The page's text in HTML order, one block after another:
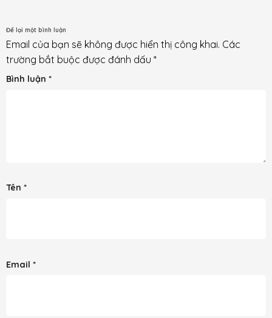
Để lại một bình luận
Email của bạn sẽ không được hiển thị công khai. Các
trường bắt buộc được đánh dấu *
Bình luận *
Tên *
Email *